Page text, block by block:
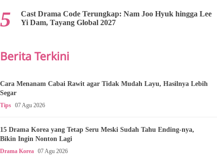
Cast Drama Code Terungkap: Nam Joo Hyuk hingga Lee
Yi Dam, Tayang Global 2027
Berita Terkini
Cara Menanam Cabai Rawit agar Tidak Mudah Layu, Hasilnya Lebih
Segar
Tips 07 Agu 2026
15 Drama Korea yang Tetap Seru Meski Sudah Tahu Ending-nya,
Bikin Ingin Nonton Lagi
Drama Korea 07 Agu 2026